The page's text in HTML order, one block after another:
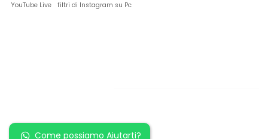
YouTube Live
filtri di Instagram su Pc
Come possiamo Aiutarti?